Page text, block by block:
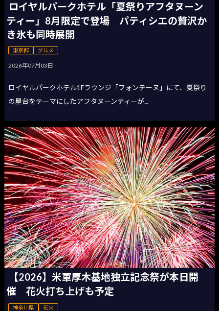
ロイヤルパークホテル「夏祭りアフタヌーン
ティー」8月限定で登場 パティシエの贅沢か
き氷も同時展開
東京都 グルメ
2026年07月03日
ロイヤルパークホテル1Fラウンジ「フォンテーヌ」にて、夏祭り
の屋台をテーマにしたアフタヌーンティーが...
【2026】米軍厚木基地独立記念祭が本日開
催 花火打ち上げも予定
神奈川県 花火